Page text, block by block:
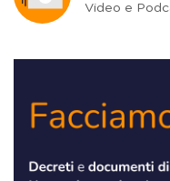
Video e